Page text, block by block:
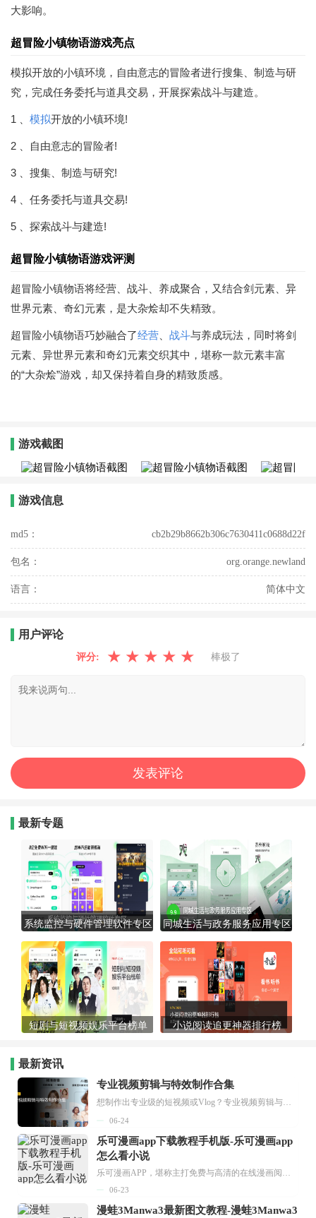
大影响。
超冒险小镇物语游戏亮点
模拟开放的小镇环境，自由意志的冒险者进行搜集、制造与研
究，完成任务委托与道具交易，开展探索战斗与建造。
1 、 模拟开放的小镇环境!
2 、自由意志的冒险者!
3 、搜集、制造与研究!
4 、任务委托与道具交易!
5 、探索战斗与建造!
超冒险小镇物语游戏评测
超冒险小镇物语将经营、战斗、养成聚合，又结合剑元素、异
世界元素、奇幻元素，是大杂烩却不失精致。
超冒险小镇物语巧妙融合了经营 战斗与养成玩法，同时将剑
元素、异世界元素和奇幻元素交织其中，堪称一款元素丰富
的“大杂烩”游戏，却又保持着自身的精致质感。
游戏截图
游戏信息
md5： cb2b29b8662b306c7630411c0688d22f
包名： org.orange.newland
语言： 简体中文
用户评论
评分: ★ ★ ★ ★ ★ 棒极了
最新专题
系统监控与硬件管理软件专区 同城生活与政务服务应用专区
短剧与短视频娱乐平台榜单 小说阅读追更神器排行榜
最新资讯
专业视频剪辑与特效制作合集
想制作出专业级的短视频或Vlog？专业视频剪辑与特效制作大全专题为你提供了从剪辑、抠像到特效包装的全套解决方案。无论是添加炫酷的片头、进行精准的视频抠图，还是制...
06-24
乐可漫画app下载教程手机版-乐可漫画app
怎么看小说
乐可漫画APP，堪称主打免费与高清的在线漫画阅读神器。其官方版提供海量完整版漫画资源，无论是国内漫画，还是日漫、韩漫、台漫、美漫等国外漫画，应有尽有，随时供你阅读。只需轻点一下，便能直接进入阅读界面。不仅如此，乐可漫画最新版本更新速度极快，在这里，你总能抢先看到全网一手漫画章节内容！...
06-23
漫蛙3Manwa3最新图文教程-漫蛙3Manwa3